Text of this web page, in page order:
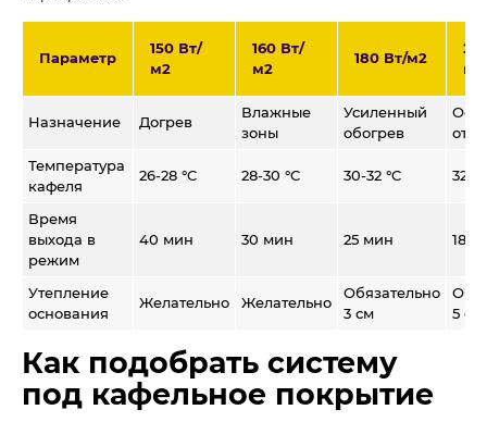
Параметр
150 Вт/
м2
160 Вт/
м2
180 Вт/м2
м2
Назначение Догрев
Влажные
зоны
Усиленный
обогрев
Температура
кафеля
26-28 °C 28-30 °C 30-32 °C 32-
Время
выхода в
режим
40 мин 30 мин 25 мин 18-
Утепление
основания
Желательно Желательно
Обязательно
3 см
5 см
Как подобрать систему
под кафельное покрытие